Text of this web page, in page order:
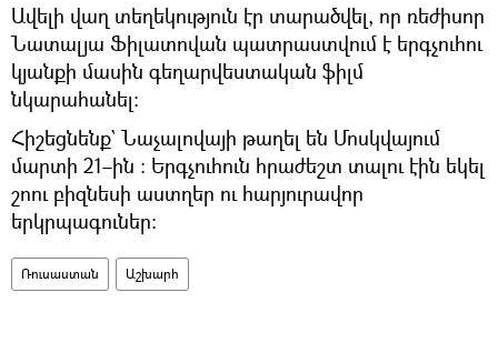
Ավելի վաղ տեղեկություն էր տարածվել, որ ռեժիսոր
Նատալյա Ֆիլատովան պատրաստվում է երգչուհու
կյանքի մասին գեղարվեստական ֆիլմ
նկարահանել։
Հիշեցնենք` Նաչալովայի թաղել են Մոսկվայում
մարտի 21–ին ։ Երգչուհուն հրաժեշտ տալու էին եկել
շոու բիզնեսի աստղեր ու հարյուրավոր
երկրպագուներ։
Ռուսաստան Աշխարհ